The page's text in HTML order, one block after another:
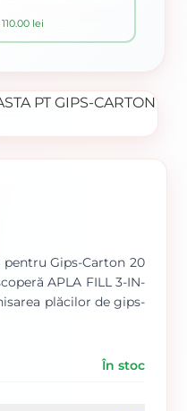
lei
pentru Gips-Carton 20
APLA FILL 3-IN-
plăcilor de gips-
În stoc